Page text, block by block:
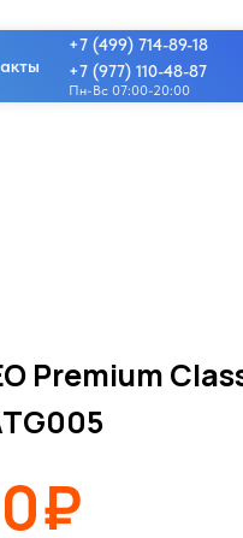
Пн-Вс 07:00-20:00
+7 (499) 714-89-18
+7 (977) 110-48-87
Premium